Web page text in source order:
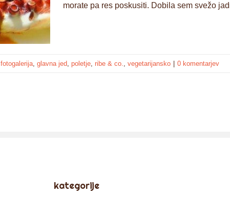
morate pa res poskusiti. Dobila sem svežo
fotogalerija, glavna jed, poletje, ribe & co., vegetarijansko 0 komentarjev
kategorije